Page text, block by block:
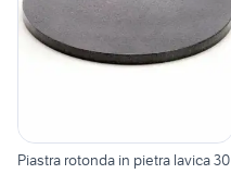
Piastra rotonda in pietra lavica 30